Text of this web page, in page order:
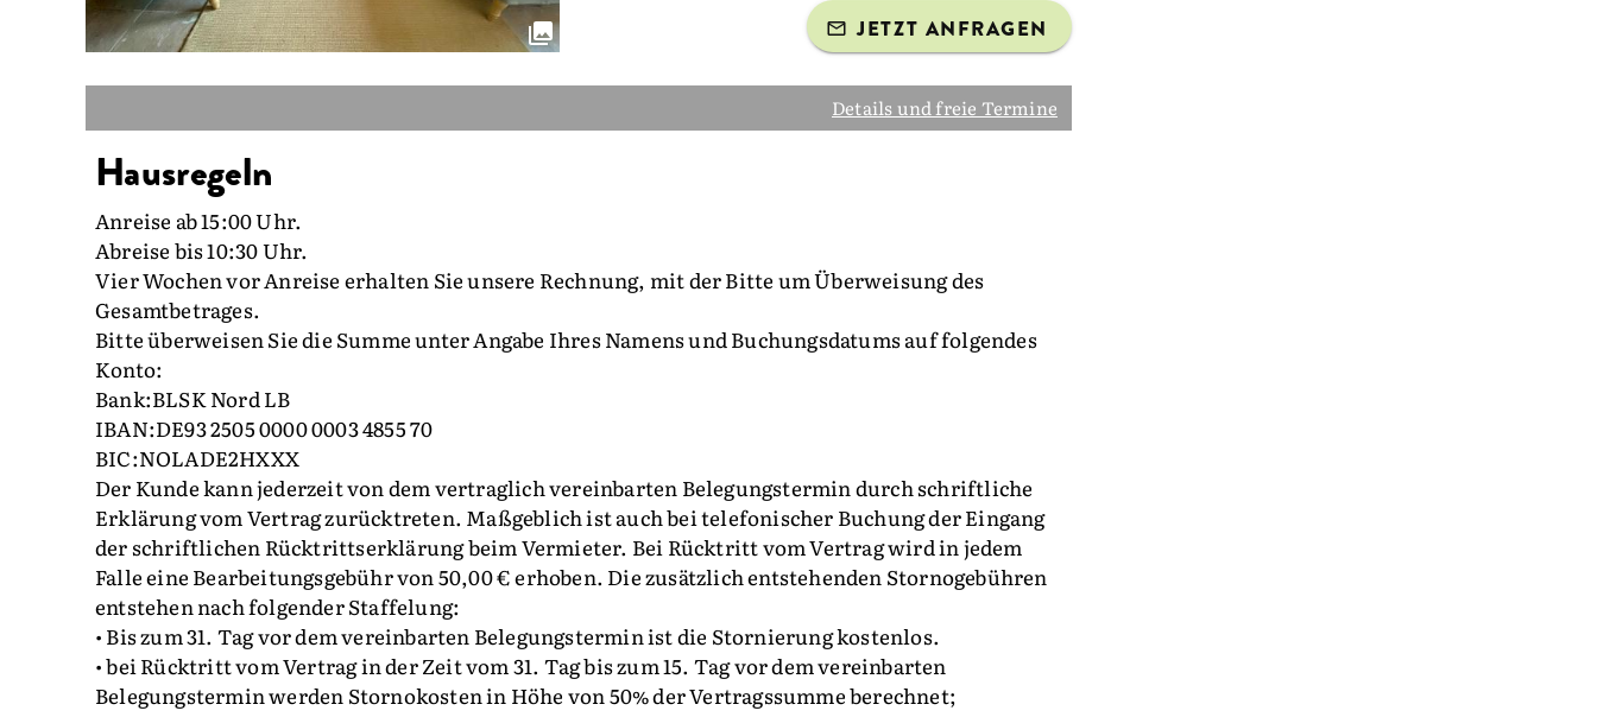
JETZT ANFRAGEN
Details und freie Termine
Hausregeln
Anreise ab 15:00 Uhr.
Abreise bis 10:30 Uhr.
Vier Wochen vor Anreise erhalten Sie unsere Rechnung, mit der Bitte um Überweisung des
Gesamtbetrages.
Bitte überweisen Sie die Summe unter Angabe Ihres Namens und Buchungsdatums auf folgendes
Konto:
Bank:BLSK Nord LB
IBAN:DE93 2505 0000 0003 4855 70
BIC:NOLADE2HXXX
Der Kunde kann jederzeit von dem vertraglich vereinbarten Belegungstermin durch schriftliche
Erklärung vom Vertrag zurücktreten. Maßgeblich ist auch bei telefonischer Buchung der Eingang
der schriftlichen Rücktrittserklärung beim Vermieter. Bei Rücktritt vom Vertrag wird in jedem
Falle eine Bearbeitungsgebühr von 50,00 € erhoben. Die zusätzlich entstehenden Stornogebühren
entstehen nach folgender Staffelung:
• Bis zum 31. Tag vor dem vereinbarten Belegungstermin ist die Stornierung kostenlos.
• bei Rücktritt vom Vertrag in der Zeit vom 31. Tag bis zum 15. Tag vor dem vereinbarten
Belegungstermin werden Stornokosten in Höhe von 50% der Vertragssumme berechnet;